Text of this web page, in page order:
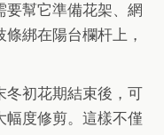
要幫它準備花架、網
綁在陽台欄杆上，
冬初花期結束後，可
幅度修剪。這樣不僅